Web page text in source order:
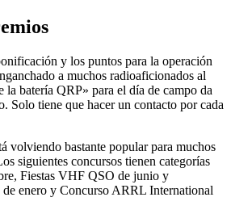
y los puntos para la operación
a muchos radioaficionados al
la batería QRP» para el día de campo da
Solo tiene que hacer un contacto por cada
volviendo bastante popular para muchos
siguientes concursos tienen categorías
Fiestas VHF QSO de junio y
enero y Concurso ARRL International